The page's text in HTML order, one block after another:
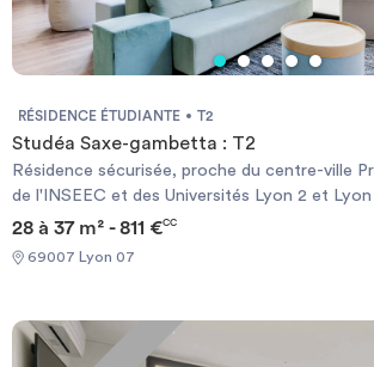
RÉSIDENCE ÉTUDIANTE T2
Studéa Saxe-gambetta : T2
Résidence sécurisée, proche du centre-ville Proche du Campus
de l'INSEEC et des Universités Lyon 2 et Lyon 3 A
minutes à pied du Métro D A proximité du Parc Blandan
Commerces alimentaires, bars et restaurants à
STUDÉA* : SÉRÉNITÉ : Résidence sécurisée (vidéosurveillance,
Permanence assurée en cas d’urgence les
jours fériés Accès offert à une application de révisions scolaires
28 à 37 m² - 811 €CC
69007 Lyon 07